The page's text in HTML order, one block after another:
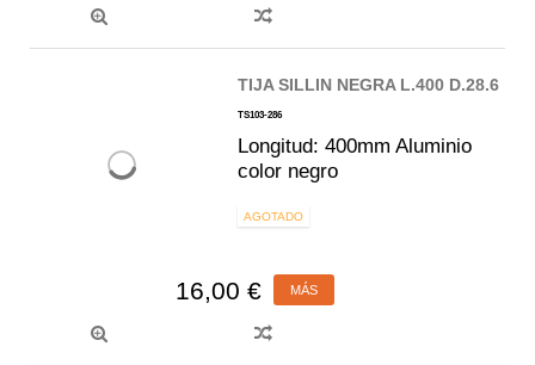
TIJA SILLIN NEGRA L.400 D.28.6
TS103-286
Longitud: 400mm Aluminio
color negro
AGOTADO
16,00 € MÁS